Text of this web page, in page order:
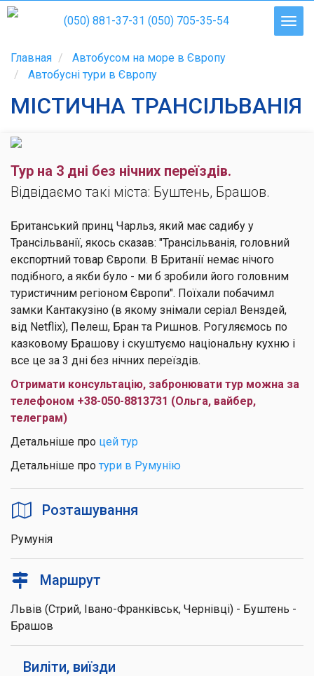
(050) 881-37-31 (050) 705-35-54
Главная
Автобусом на море в Європу
Автобусні тури в Європу
МІСТИЧНА ТРАНСІЛЬВАНІЯ
Тур на 3 дні без нічних переїздів.
Відвідаємо такі міста: Буштень, Брашов.
Британський принц Чарльз, який має садибу у
Трансільванії, якось сказав: "Трансільванія, головний
експортний товар Європи. В Британії немає нічого
подібного, а якби було - ми б зробили його головним
туристичним регіоном Європи". Поїхали побачимл
замки Кантакузіно (в якому знімали серіал Венздей,
від Netflix), Пелеш, Бран та Ришнов. Рогуляємось по
казковому Брашову і скуштуємо національну кухню і
все це за 3 дні без нічних переїздів.
Отримати консультацію, забронювати тур можна за
телефоном +38-050-8813731 (Ольга, вайбер,
телеграм)
Детальніше про цей тур
Детальніше про тури в Румунію
Розташування
Румунія
Маршрут
Львів (Стрий, Івано-Франківськ, Чернівці) - Буштень -
Брашов
Виліти, виїзди